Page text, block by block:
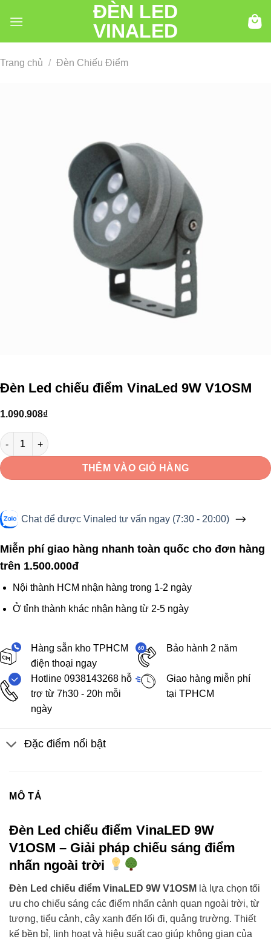
đến
ĐÈN LED
VINALED
Trang chủ / Đèn Chiếu Điểm
Đèn Led chiếu điểm VinaLed 9W V1OSM
1.090.908₫
Đèn Led chiếu điểm VinaLed 9W V1OSM số lượng
THÊM VÀO GIỎ HÀNG
Chat để được Vinaled tư vấn ngay (7:30 - 20:00)
Miễn phí giao hàng nhanh toàn quốc cho đơn hàng
trên 1.500.000đ
Nội thành HCM nhận hàng trong 1-2 ngày
Ở tỉnh thành khác nhận hàng từ 2-5 ngày
Hàng sẵn kho TPHCM
điện thoại ngay
Bảo hành 2 năm
Hotline 0938143268 hỗ
trợ từ 7h30 - 20h mỗi
ngày
Giao hàng miễn phí
tại TPHCM
Đặc điểm nổi bật
MÔ TẢ
Đèn Led chiếu điểm VinaLED 9W
V1OSM – Giải pháp chiếu sáng điểm
nhấn ngoài trời
Đèn Led chiếu điểm VinaLED 9W V1OSM là lựa chọn tối
ưu cho chiếu sáng các điểm nhấn cảnh quan ngoài trời, từ
tượng, tiểu cảnh, cây xanh đến lối đi, quảng trường. Thiết
kế bền bỉ, linh hoạt và hiệu suất cao giúp không gian của